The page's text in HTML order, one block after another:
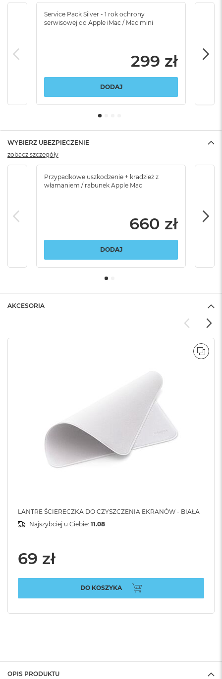
Service Pack Silver - 1 rok ochrony
serwisowej do Apple iMac / Mac mini
299 zł
DODAJ
WYBIERZ UBEZPIECZENIE
Przypadkowe uszkodzenie + kradzież z
włamaniem / rabunek Apple Mac
660 zł
DODAJ
zobacz szczegóły
AKCESORIA
LANTRE ŚCIERECZKA DO CZYSZCZENIA EKRANÓW - BIAŁA
Najszybciej u Ciebie: 11.08
69 zł
DO KOSZYKA
OPIS PRODUKTU